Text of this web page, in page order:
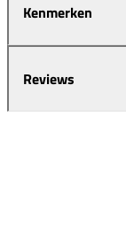
Kenmerken
Reviews